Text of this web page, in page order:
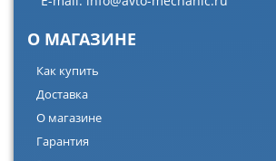
О МАГАЗИНЕ
Как купить
Доставка
О магазине
Гарантия